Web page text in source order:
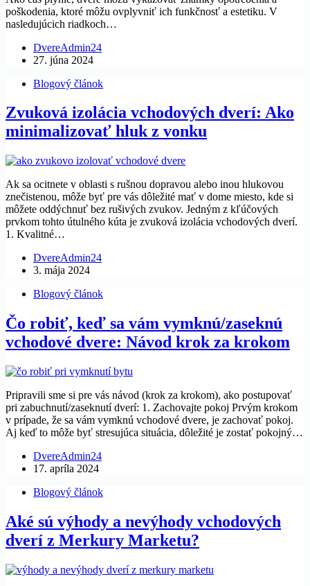
poškodenia, ktoré môžu ovplyvniť ich funkčnosť a estetiku. V
nasledujúcich riadkoch…
DvereAdmin24
27. júna 2024
Blogový článok
Zvuková izolácia vchodových dverí: Ako
minimalizovať hluk z vonku
Ak sa ocitnete v oblasti s rušnou dopravou alebo inou hlukovou
znečistenou, môže byť pre vás dôležité mať v dome miesto, kde si
môžete oddýchnuť bez rušivých zvukov. Jedným z kľúčových
prvkom tohto útulného kúta je zvuková izolácia vchodových dverí.
1. Kvalitné…
DvereAdmin24
3. mája 2024
Blogový článok
Čo robiť, keď sa vám vymknú/zaseknú
vchodové dvere: Návod krok za krokom
Pripravili sme si pre vás návod (krok za krokom), ako postupovať
pri zabuchnutí/zaseknutí dverí: 1. Zachovajte pokoj Prvým krokom
v prípade, že sa vám vymknú vchodové dvere, je zachovať pokoj.
Aj keď to môže byť stresujúca situácia, dôležité je zostať pokojný…
DvereAdmin24
17. apríla 2024
Blogový článok
Aké sú výhody a nevýhody vchodových
dverí z Merkury Marketu?